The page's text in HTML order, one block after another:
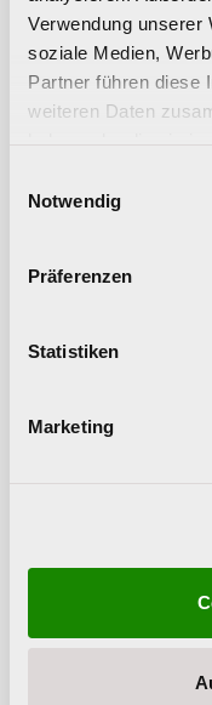
Verwendung unserer
soziale Medien,
Partner führen diese
weiteren Daten
Notwendig
Präferenzen
Statistiken
Marketing
Kind in
Digitalen
Vorname
Name der
In welchem Ort/
Oberösterreich